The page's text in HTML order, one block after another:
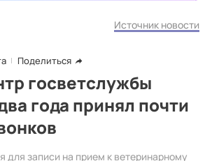
Источник новости
Поделиться
госветслужбы
года принял почти
записи на прием к ветеринарному